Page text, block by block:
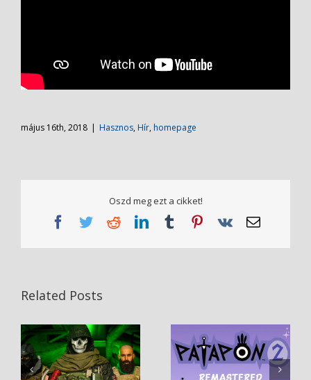
május 16th, 2018 | Hasznos, Hír, homepage
Oszd meg ezt a cikket!
Facebook
TwitterRedditLinkedIn
TumblrPinterest
Vk Email
Related Posts